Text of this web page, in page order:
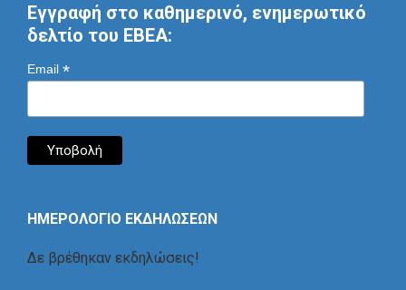
Εγγραφή στο καθημερινό, ενημερωτικό
δελτίο του ΕΒΕΑ:
Email *
ΗΜΕΡΟΛΟΓΙΟ ΕΚΔΗΛΩΣΕΩΝ
Δε βρέθηκαν εκδηλώσεις!